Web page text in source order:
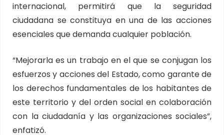
internacional, permitirá que la seguridad
ciudadana se constituya en una de las acciones
esenciales que demanda cualquier población.
“Mejorarla es un trabajo en el que se conjugan los
esfuerzos y acciones del Estado, como garante de
los derechos fundamentales de los habitantes de
este territorio y del orden social en colaboración
con la ciudadanía y las organizaciones sociales”,
enfatizó.